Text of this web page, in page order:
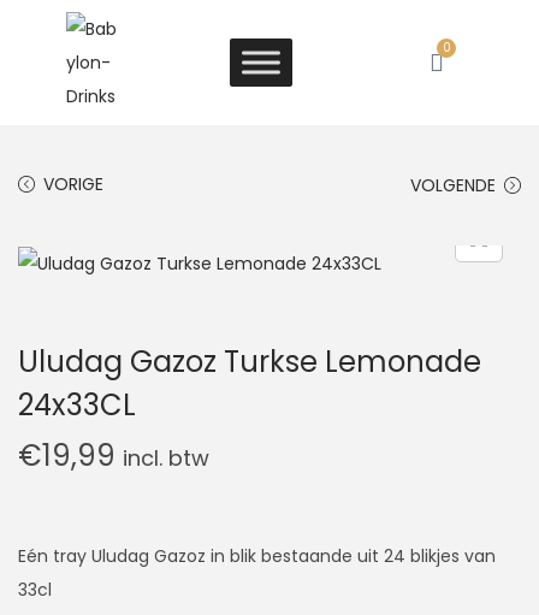
0
VORIGE VOLGENDE
Uludag Gazoz Turkse Lemonade
24x33CL
€19,99 incl. btw
Eén tray Uludag Gazoz in blik bestaande uit 24 blikjes van
33cl